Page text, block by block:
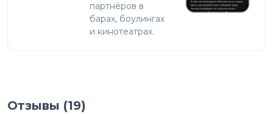
партнёров в
барах, боулингах
и кинотеатрах.
Отзывы (19)